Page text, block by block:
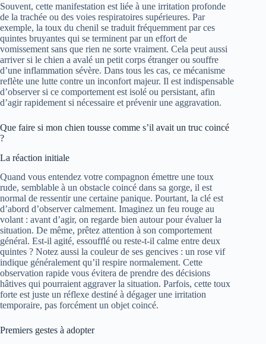
Souvent, cette manifestation est liée à une irritation profonde
de la trachée ou des voies respiratoires supérieures. Par
exemple, la toux du chenil se traduit fréquemment par ces
quintes bruyantes qui se terminent par un effort de
vomissement sans que rien ne sorte vraiment. Cela peut aussi
arriver si le chien a avalé un petit corps étranger ou souffre
d’une inflammation sévère. Dans tous les cas, ce mécanisme
reflète une lutte contre un inconfort majeur. Il est indispensable
d’observer si ce comportement est isolé ou persistant, afin
d’agir rapidement si nécessaire et prévenir une aggravation.
Que faire si mon chien tousse comme s’il avait un truc coincé
?
La réaction initiale
Quand vous entendez votre compagnon émettre une toux
rude, semblable à un obstacle coincé dans sa gorge, il est
normal de ressentir une certaine panique. Pourtant, la clé est
d’abord d’observer calmement. Imaginez un feu rouge au
volant : avant d’agir, on regarde bien autour pour évaluer la
situation. De même, prêtez attention à son comportement
général. Est-il agité, essoufflé ou reste-t-il calme entre deux
quintes ? Notez aussi la couleur de ses gencives : un rose vif
indique généralement qu’il respire normalement. Cette
observation rapide vous évitera de prendre des décisions
hâtives qui pourraient aggraver la situation. Parfois, cette toux
forte est juste un réflexe destiné à dégager une irritation
temporaire, pas forcément un objet coincé.
Premiers gestes à adopter